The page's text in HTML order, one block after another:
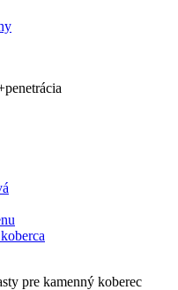
pre kamenný koberec